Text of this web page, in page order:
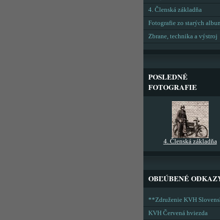
4. Členská základňa
Fotografie zo starých
Zbrane, technika a výstroj
POSLEDNÉ
FOTOGRAFIE
4. Členská základňa
OBĽÚBENÉ
**Združenie KVH
KVH Červená hviezda